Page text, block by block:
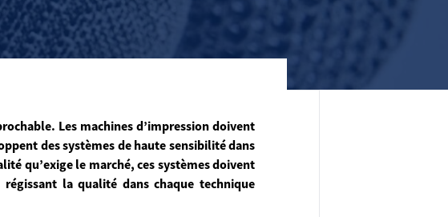
Les machines d’impression doivent
des systèmes de haute sensibilité dans
qu’exige le marché, ces systèmes doivent
la qualité dans chaque technique